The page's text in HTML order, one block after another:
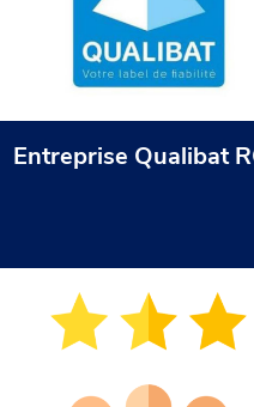
Entreprise Qualibat